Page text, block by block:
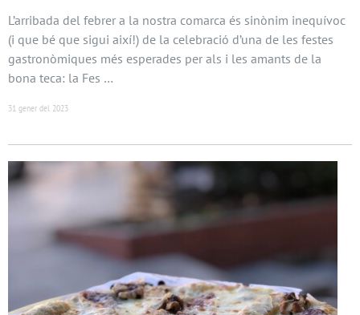
L’arribada del febrer a la nostra comarca és sinònim inequívoc
(i que bé que sigui així!) de la celebració d’una de les festes
gastronòmiques més esperades per als i les amants de la
bona teca: la Fes …
31 gener del 2023